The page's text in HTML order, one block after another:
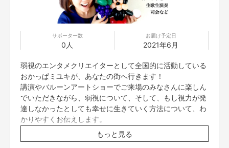
サポーター数
0人
お届け予定日
2021年6月
弱視のエンタメクリエイターとして全国的に活動している
おかっぱミユキが、あなたの街へ行きます！
講演やバルーンアートショーでご来場のみなさんに楽しん
でいただきながら、弱視について、そして、もし視力が発
達しなかったとしても幸せに生きていく方法について、わ
かりやすくお伝えします。
弱視冊子「まもろう！こどもの目」も必要なだけ送らせてい
ただきます。
もっと見る